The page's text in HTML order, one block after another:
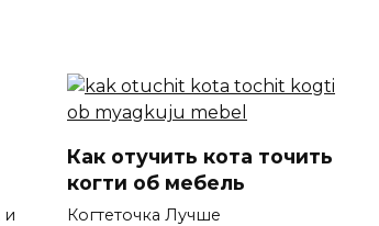
и
Как отучить кота точить
когти об мебель
Когтеточка Лучше